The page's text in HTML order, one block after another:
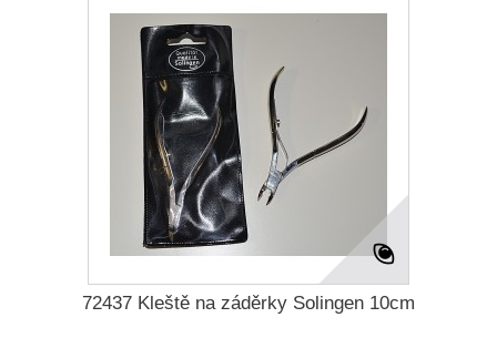
72437 Kleště na záděrky Solingen 10cm